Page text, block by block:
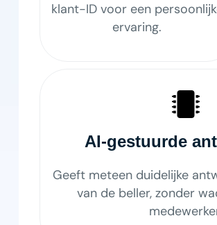
klant-ID voor een
ervaring.
AI-gestuurde
Geeft meteen duidelijke
van de beller, zonder